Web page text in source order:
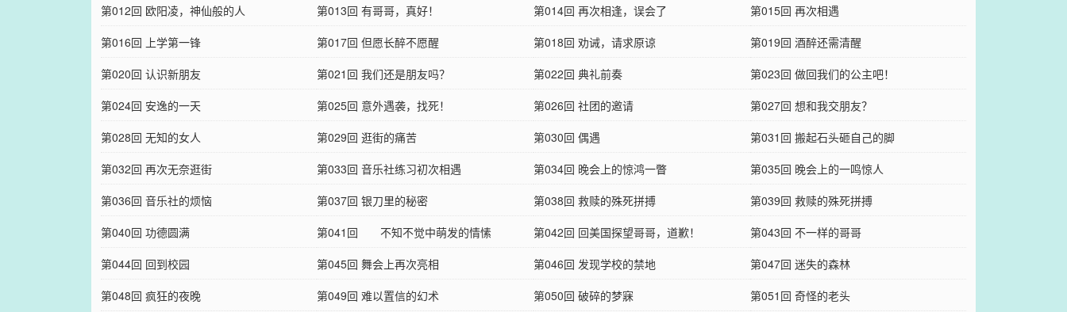
第012回 欧阳凌，神仙般的人
第013回 有哥哥，真好！ 第014回 再次相逢，误会了
第015回 再次相遇
第016回 上学第一锋
第017回 但愿长醉不愿醒 第018回 劝诫，请求原谅
第019回 酒醉还需清醒
第020回 认识新朋友
第021回 我们还是朋友吗？ 第022回 典礼前奏
第023回 做回我们的公主吧！
第024回 安逸的一天
第025回 意外遇袭，找死！ 第026回 社团的邀请
第027回 想和我交朋友？
第028回 无知的女人
第029回 逛街的痛苦 第030回 偶遇
第031回 搬起石头砸自己的脚
第032回 再次无奈逛街
第033回 音乐社练习初次相遇 第034回 晚会上的惊鸿一瞥
第035回 晚会上的一鸣惊人
第036回 音乐社的烦恼
第037回 银刀里的秘密 第038回 救赎的殊死拼搏
第039回 救赎的殊死拼搏
第040回 功德圆满
第041回 不知不觉中萌发的情愫 第042回 回美国探望哥哥，道歉！
第043回 不一样的哥哥
第044回 回到校园
第045回 舞会上再次亮相 第046回 发现学校的禁地
第047回 迷失的森林
第048回 疯狂的夜晚
第049回 难以置信的幻术 第050回 破碎的梦寐
第051回 奇怪的老头